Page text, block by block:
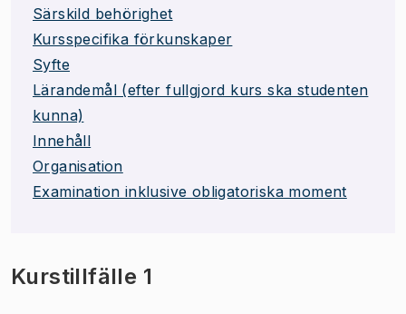
Särskild behörighet
Kursspecifika förkunskaper
Syfte
Lärandemål (efter fullgjord kurs ska studenten
kunna)
Innehåll
Organisation
Examination inklusive obligatoriska moment
Kurstillfälle 1